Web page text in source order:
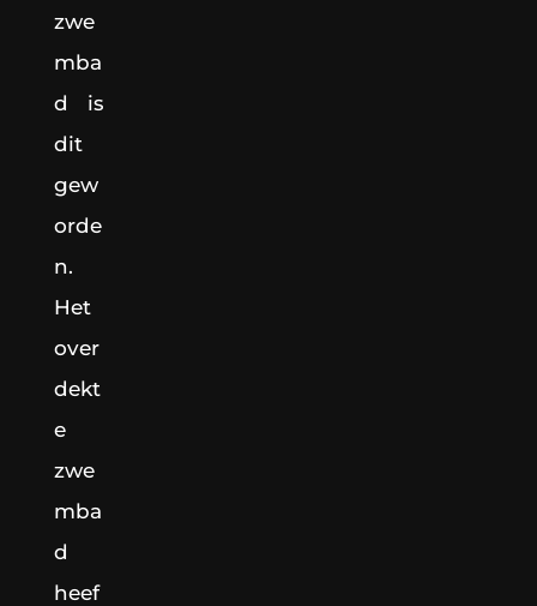
zwe
mba
d is
dit
gew
orde
n.
Het
over
dekt
e
zwe
mba
d
heef